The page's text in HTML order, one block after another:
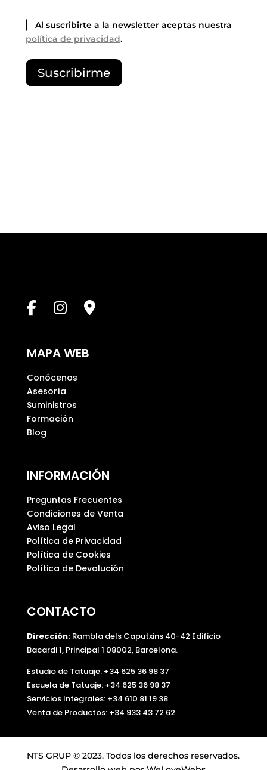
Al suscribirte a la newsletter aceptas nuestra
política de privacidad.
P
o
c
a
o
a
c
í
o
.
Suscribirme
MAPA WEB
Conócenos
Asesoría
Suministros
Formación
Blog
INFORMACIÓN
Preguntas Frecuentes
Condiciones de Venta
Aviso Legal
Política de Privacidad
Política de Cookies
Política de Devolución
CONTACTO
Dirección:Rambla dels Caputxins 40-42 Edificio
Bacardi 1, Principal 1 08002, Barcelona.
Estudio de Tatuaje: +34 625 36 98 37
Escuela de Tatuaje: +34 625 36 98 37
Servicios Integrales: +34 610 81 19 38
Venta de Productos: +34 933 43 72 62
NTS GRUP © 2023. Todos los derechos reservados.